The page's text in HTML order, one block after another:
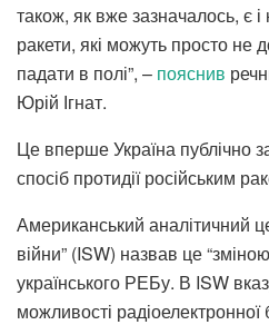
також, як вже зазначалось, є
ракети, які можуть просто не
падати в полі”, – пояснив
Юрій Ігнат.
Це вперше Україна публічно
спосіб протидії російським
Американський аналітичний
війни” (ISW) назвав це
українського РЕБу. В ISW
можливості радіоелектронної